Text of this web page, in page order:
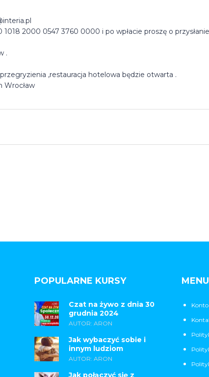
2000 0547 3760 0000 i po wpłacie proszę o
.
,restauracja hotelowa będzie otwarta .
Wrocław
POPULARNE KURSY
Czat na żywo z dnia 30
grudnia 2024
AUTOR: ARON
Jak wybaczyć sobie i
innym ludziom
AUTOR: ARON
Jak połączyć się z
MENU